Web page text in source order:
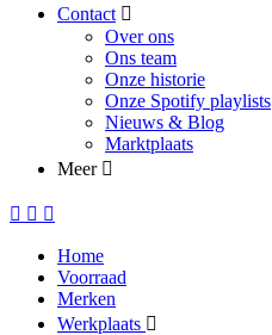
Contact
Over ons
Ons team
Onze historie
Onze Spotify playlists
Nieuws & Blog
Marktplaats
Meer
Home
Voorraad
Merken
Werkplaats